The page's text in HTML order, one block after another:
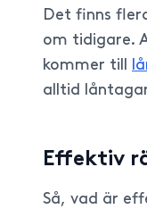
Det finns
om tidigare.
kommer till
alltid
Effektiv
Så, vad är